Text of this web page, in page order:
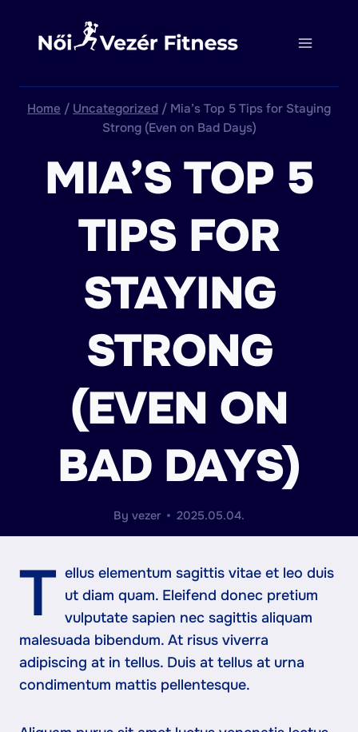
content
Home / Uncategorized / Mia’s Top 5 Tips for Staying
Strong (Even on Bad Days)
MIA’S TOP 5
TIPS FOR
STAYING
STRONG
(EVEN ON
BAD DAYS)
By vezer 2025.05.04.
T ellus elementum sagittis vitae et leo duis
ut diam quam. Eleifend donec pretium
vulputate sapien nec sagittis aliquam
malesuada bibendum. At risus viverra
adipiscing at in tellus. Duis at tellus at urna
condimentum mattis pellentesque.